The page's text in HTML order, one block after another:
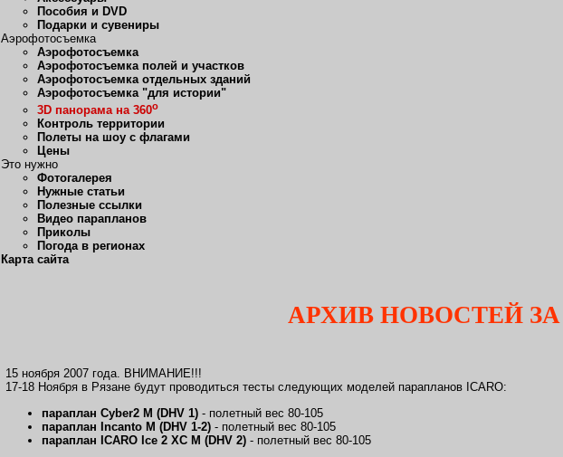
Пособия и DVD
Подарки и сувениры
Аэрофотосъемка
Аэрофотосъемка
Аэрофотосъемка полей и участков
Аэрофотосъемка отдельных зданий
Аэрофотосъемка "для истории"
3D панорама на 360о
Контроль территории
Полеты на шоу с флагами
Цены
Это нужно
Фотогалерея
Нужные статьи
Полезные ссылки
Видео парапланов
Приколы
Погода в регионах
Карта сайта
АРХИВ НОВОСТЕЙ ЗА
15 ноября 2007 года. ВНИМАНИЕ!!!
17-18 Ноября в Рязане будут проводиться тесты следующих моделей парапланов ICARO:
параплан Cyber2 М (DHV 1) - полетный вес 80-105
параплан Incanto М (DHV 1-2) - полетный вес 80-105
параплан ICARO Ice 2 XC М (DHV 2) - полетный вес 80-105